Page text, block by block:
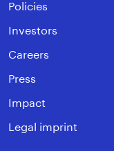
Policies
Investors
Careers
Press
Impact
Legal imprint